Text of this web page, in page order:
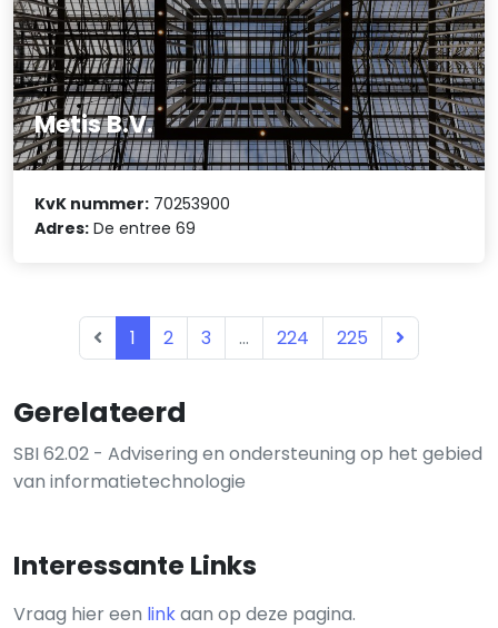
Gerelateerd
SBI 62.02 - Advisering en ondersteuning op het gebied
van informatietechnologie
Interessante Links
Vraag hier een linkaan op deze pagina.
Metis B.V.
KvK nummer: 70253900
Adres: De entree 69
1 2 3 ... 224 225